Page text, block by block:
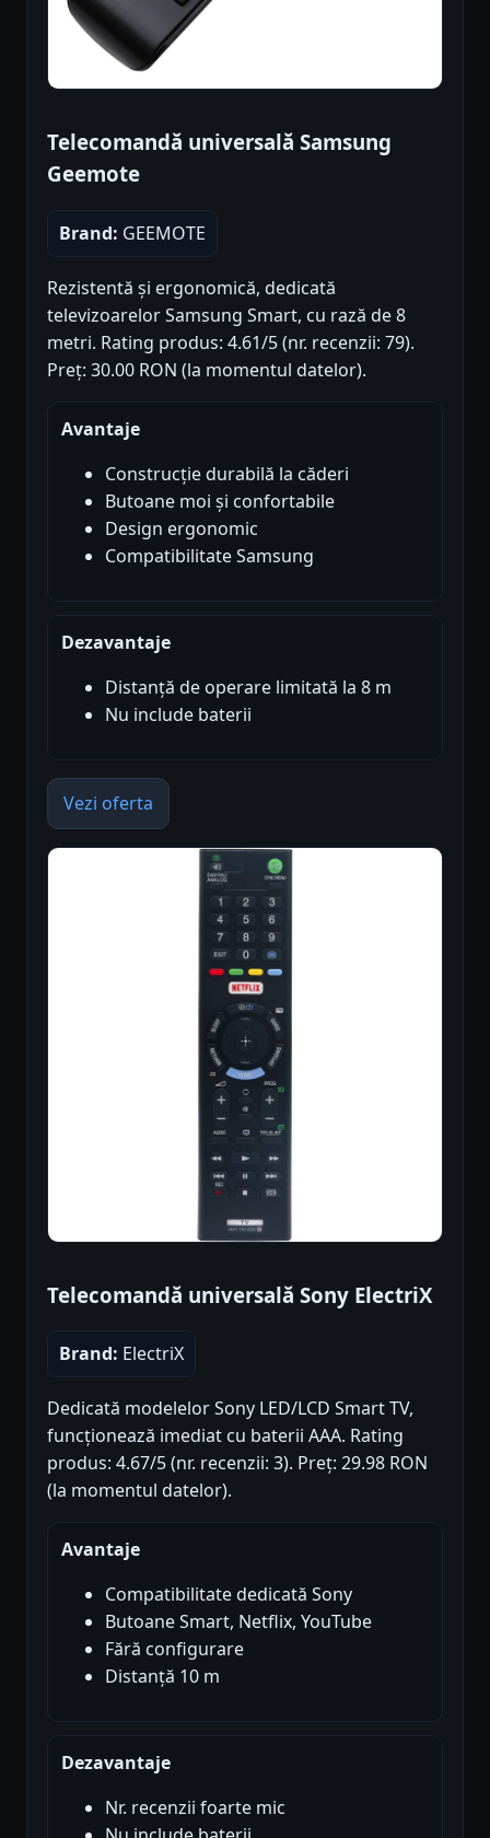
Telecomandă universală Samsung
Geemote
Brand: GEEMOTE
Rezistentă și ergonomică, dedicată
televizoarelor Samsung Smart, cu rază de 8
metri. Rating produs: 4.61/5 (nr. recenzii: 79).
Preț: 30.00 RON (la momentul datelor).
Avantaje
Construcție durabilă la căderi
Butoane moi și confortabile
Design ergonomic
Compatibilitate Samsung
Dezavantaje
Distanță de operare limitată la 8 m
Nu include baterii
Vezi oferta
Telecomandă universală Sony ElectriX
Brand: ElectriX
Dedicată modelelor Sony LED/LCD Smart TV,
funcționează imediat cu baterii AAA. Rating
produs: 4.67/5 (nr. recenzii: 3). Preț: 29.98 RON
(la momentul datelor).
Avantaje
Compatibilitate dedicată Sony
Butoane Smart, Netflix, YouTube
Fără configurare
Distanță 10 m
Dezavantaje
Nr. recenzii foarte mic